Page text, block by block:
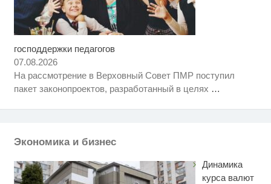
господдержки педагогов
07.08.2026
На рассмотрение в Верховный Совет ПМР поступил
пакет законопроектов, разработанный в целях …
Экономика и бизнес
Динамика
курса валют
Скрытая камера на пляже
Ролик длится пару секунд, но
вы будете в шоке от увиденного